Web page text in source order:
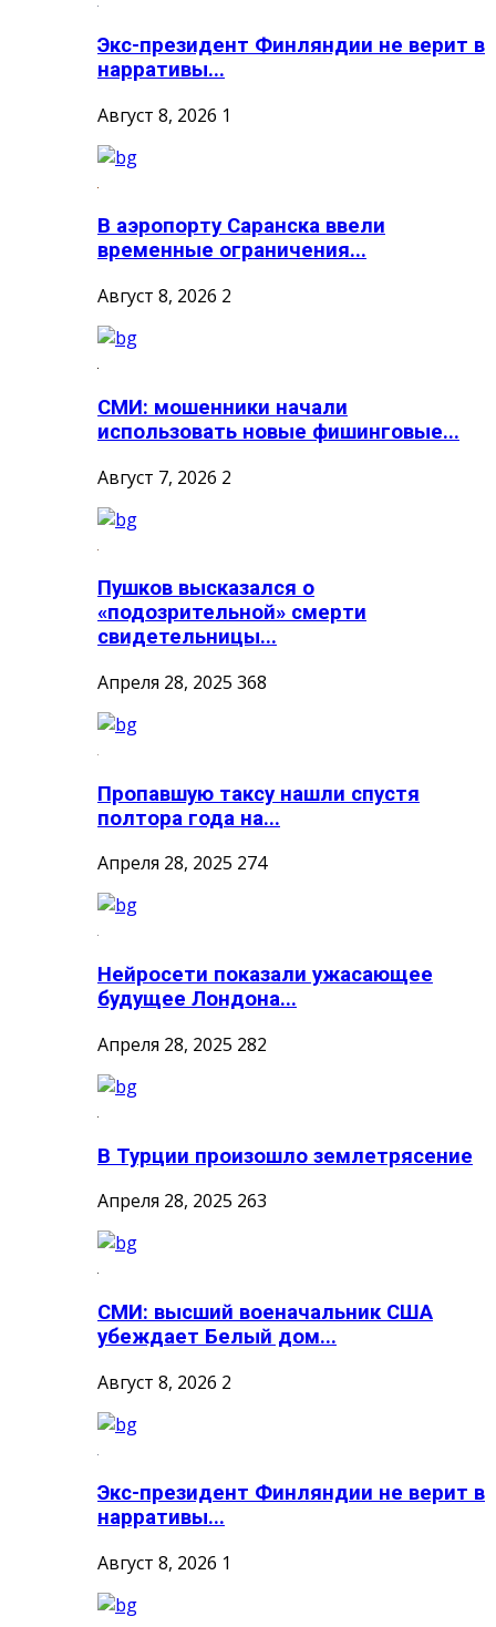
Экс-президент Финляндии не верит в
нарративы...
Август 8, 2026 1
В аэропорту Саранска ввели
временные ограничения...
Август 8, 2026 2
СМИ: мошенники начали
использовать новые фишинговые...
Август 7, 2026 2
Пушков высказался о
«подозрительной» смерти
свидетельницы...
Апреля 28, 2025 368
Пропавшую таксу нашли спустя
полтора года на...
Апреля 28, 2025 274
Нейросети показали ужасающее
будущее Лондона...
Апреля 28, 2025 282
В Турции произошло землетрясение
Апреля 28, 2025 263
СМИ: высший военачальник США
убеждает Белый дом...
Август 8, 2026 2
Экс-президент Финляндии не верит в
нарративы...
Август 8, 2026 1